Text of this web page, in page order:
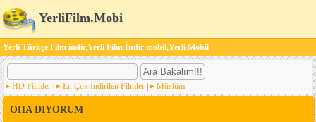
YerliFilm.Mobi
Yerli Türkçe Film indir,Yerli Film İndir mobil,Yerli Mobil
HD Filmler En Çok İndirilen Filmler Müslüm
OHA DIYORUM